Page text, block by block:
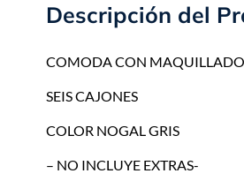
Descripción del
COMODA CON
SEIS CAJONES
COLOR NOGAL GRIS
– NO INCLUYE EXTRAS-